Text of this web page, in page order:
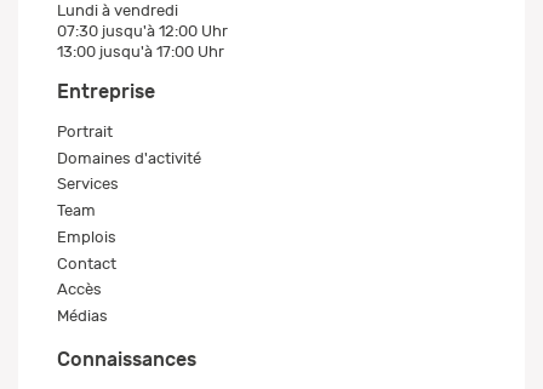
Lundi à vendredi
07:30 jusqu'à 12:00 Uhr
13:00 jusqu'à 17:00 Uhr
Entreprise
Portrait
Domaines d'activité
Services
Team
Emplois
Contact
Accès
Médias
Connaissances